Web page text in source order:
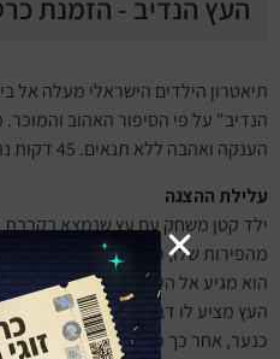
העץ הנדיב - הזמנת
תיאטרון הילדים הישראלי מעלה אל
הנדיב" על פי הסיפור האהוב
הענקה ואהבה ללא תנאים. 45 דקות נהדרות לילדים מגיל 3 – 7.
עלילת ההצגה
ילד קטן משחק עם עץ שנמצא בקרבת
מהפירות שלו, מתנדנד על ענפיו
הוא מגיע אל העץ שהיה נוף
העץ מציע לו דברים אחרים שהוא
כנער, אחר כך כאיש מתבגר, אחר כך